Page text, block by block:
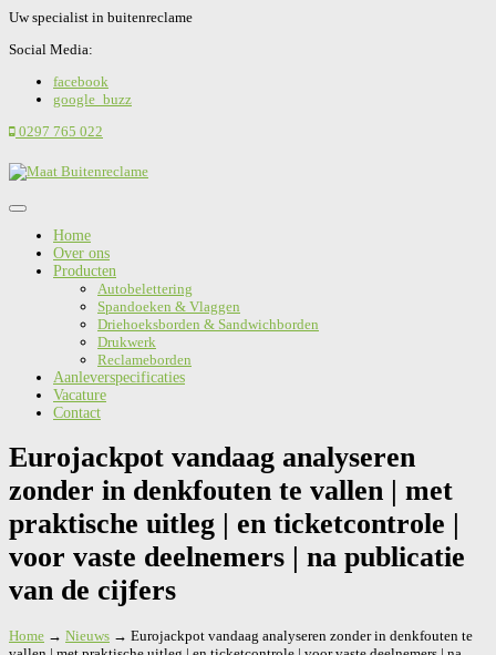
Uw specialist in buitenreclame
Social Media:
facebook
google_buzz
0297 765 022
Home
Over ons
Producten
Autobelettering
Spandoeken & Vlaggen
Driehoeksborden & Sandwichborden
Drukwerk
Reclameborden
Aanleverspecificaties
Vacature
Contact
Eurojackpot vandaag analyseren
zonder in denkfouten te vallen | met
praktische uitleg | en ticketcontrole |
voor vaste deelnemers | na publicatie
van de cijfers
Home → Nieuws → Eurojackpot vandaag analyseren zonder in denkfouten te